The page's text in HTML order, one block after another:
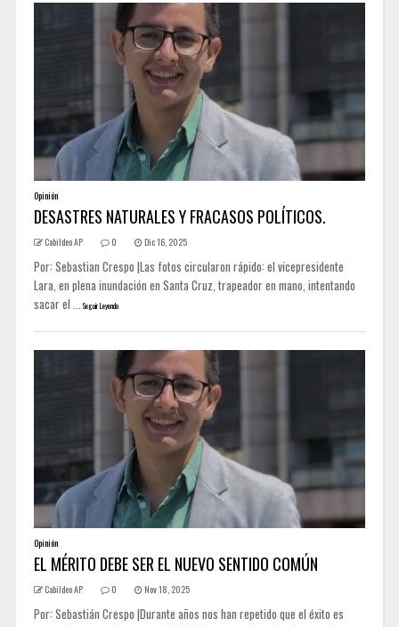
Opinión
DESASTRES NATURALES Y FRACASOS POLÍTICOS.
Cabildeo AP 0 Dic 16, 2025
Por: Sebastian Crespo |Las fotos circularon rápido: el vicepresidente
Lara, en plena inundación en Santa Cruz, trapeador en mano, intentando
sacar el ... Seguir Leyendo
Opinión
EL MÉRITO DEBE SER EL NUEVO SENTIDO COMÚN
Cabildeo AP 0 Nov 18, 2025
Por: Sebastián Crespo |Durante años nos han repetido que el éxito es